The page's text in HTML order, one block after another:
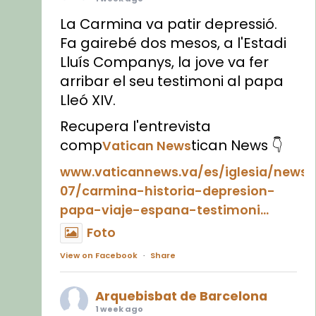
La Carmina va patir depressió.
Fa gairebé dos mesos, a l'Estadi
Lluís Companys, la jove va fer
arribar el seu testimoni al papa
Lleó XIV.
Recupera l'entrevista
compVatican Newstican News 👇
www.vaticannews.va/es/iglesia/news/
07/carmina-historia-depresion-
papa-viaje-espana-testimoni...
Foto
View on Facebook · Share
Arquebisbat de Barcelona
1 week ago